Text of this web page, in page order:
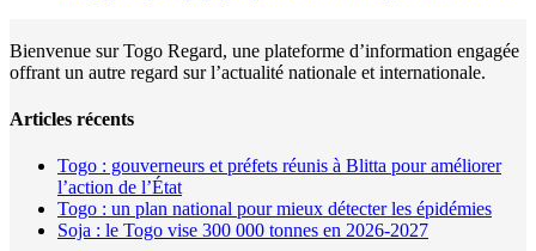
Bienvenue sur Togo Regard, une plateforme d’information engagée
offrant un autre regard sur l’actualité nationale et internationale.
Articles récents
Togo : gouverneurs et préfets réunis à Blitta pour améliorer
l’action de l’État
Togo : un plan national pour mieux détecter les épidémies
Soja : le Togo vise 300 000 tonnes en 2026-2027